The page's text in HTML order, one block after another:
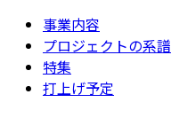
事業内容
プロジェクトの系譜
特集
打上げ予定